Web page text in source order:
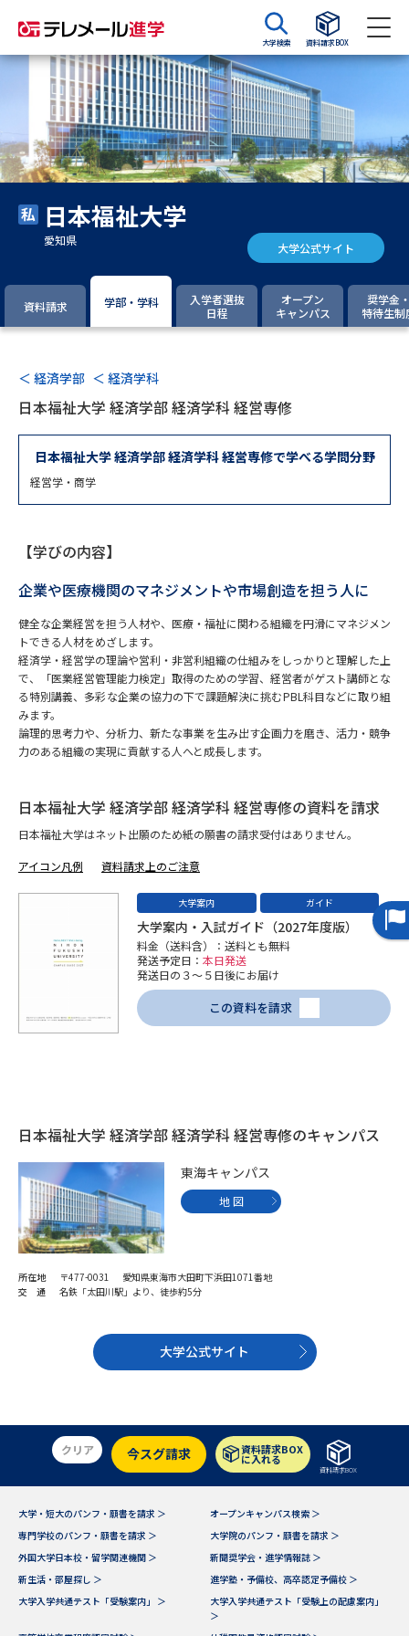
大学検索 資料請求BOX
資料請求 資料検索
大学・短大の資料種類から請求
大学パンフ
大学入学共通テスト利用選抜の
過去問題集
専門学校の資料請求 大学院の資料請求
留学・進学関連、塾・予備校
大学入学共通テスト「受験案
内」の請求
大学入学共通テスト「受験上の
高等学校卒業程度認定試験
幼稚園教員資格認定試験
高等学校（情報）教員資格認定
試験
大学研究 大学検索
大学で学べる内容や特徴を調べる
新増設大学・学部・学科特集
国際・グローバルに強い大学特
集
進路の３択
新学年スタート号特集ページ
（高3生用）
新学年スタート号特集ページ
（高2生用）
SELFBRAND特集ページ
受験準備
志望校・出願校を調べる
受験スケジュールを立てよう
新生活お役立ちガイド
学問発見 学問検索
大学で学びたい学問発見
日本福祉大学
愛知県 大学公式サイト
資料請求 学部・学科
入学者選抜
日程
オープン
キャンパス
奨学金
特待生制
＜ 経済学部 ＜ 経済学科
日本福祉大学 経済学部 経済学科 経営専修
日本福祉大学 経済学部 経済学科 経営専修で学べる学問分野
経営学・商学
【学びの内容】
企業や医療機関のマネジメントや市場創造を担う人に
健全な企業経営を担う人材や、医療・福祉に関わる組織を円滑にマネジメン
トできる人材をめざします。
経済学・経営学の理論や営利・非営利組織の仕組みをしっかりと理解した上
で、「医業経営管理能力検定」取得のための学習、経営者がゲスト講師とな
る特別講義、多彩な企業の協力の下で課題解決に挑むPBL科目などに取り組
みます。
論理的思考力や、分析力、新たな事業を生み出す企画力を磨き、活力・競争
力のある組織の実現に貢献する人へと成長します。
日本福祉大学 経済学部 経済学科 経営専修の資料を請求
日本福祉大学はネット出願のため紙の願書の請求受付はありません。
アイコン凡例 資料請求上のご注意
大学案内 ガイド
大学案内・入試ガイド（2027年度版）
料金（送料含）：送料とも無料
発送予定日： 本日発送
発送日の３～５日後にお届け
この資料を請求
日本福祉大学 経済学部 経済学科 経営専修のキャンパス
東海キャンパス
地 図
所在地
〒477-0031 愛知県東海市大田町下浜田1071番地
交 通
名鉄「太田川駅」より、徒歩約5分
大学公式サイト
クリア 今スグ請求 資料請求BOX
に入れる
資料請求BOX
大学・短大のパンフ・願書を請求 ＞
オープンキャンパス検索 ＞
専門学校のパンフ・願書を請求 ＞
大学院のパンフ・願書を請求 ＞
外国大学日本校・留学関連機関 ＞
新聞奨学会・進学情報誌 ＞
新生活・部屋探し ＞
進学塾・予備校、高卒認定予備校 ＞
大学入学共通テスト「受験案内」 ＞
大学入学共通テスト「受験上の配慮案内」
＞